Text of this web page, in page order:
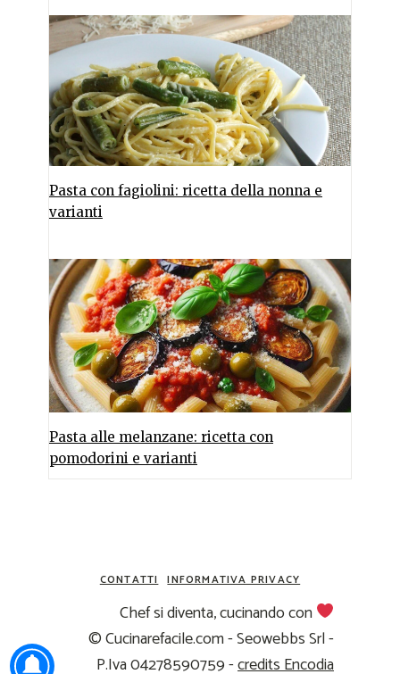
Pasta con fagiolini: ricetta della nonna e
varianti
Pasta alle melanzane: ricetta con
pomodorini e varianti
CONTATTI INFORMATIVA PRIVACY
Chef si diventa, cucinando con
© Cucinarefacile.com - Seowebbs Srl -
P.Iva 04278590759 -credits Encodia